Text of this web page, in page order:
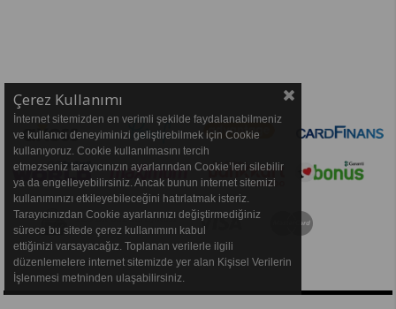
Çerez Kullanımı
İnternet sitemizden en verimli şekilde faydalanabilmeniz
ve kullanıcı deneyiminizi geliştirebilmek için Cookie
kullanıyoruz. Cookie kullanılmasını tercih
etmezseniz tarayıcınızın ayarlarından Cookie’leri silebilir
ya da engelleyebilirsiniz. Ancak bunun internet sitemizi
kullanımınızı etkileyebileceğini hatırlatmak isteriz.
Tarayıcınızdan Cookie ayarlarınızı değiştirmediğiniz
sürece bu sitede çerez kullanımını kabul
ettiğinizi varsayacağız. Toplanan verilerle ilgili
düzenlemelere internet sitemizde yer alan Kişisel Verilerin
İşlenmesi metninden ulaşabilirsiniz.